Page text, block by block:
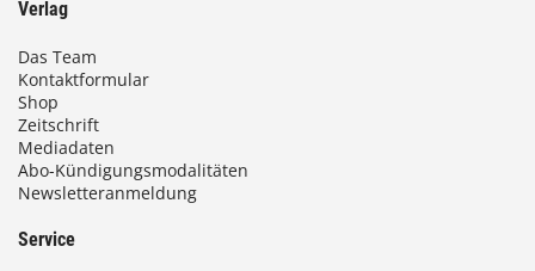
Verlag
Das Team
Kontaktformular
Shop
Zeitschrift
Mediadaten
Abo-Kündigungsmodalitäten
Newsletteranmeldung
Service